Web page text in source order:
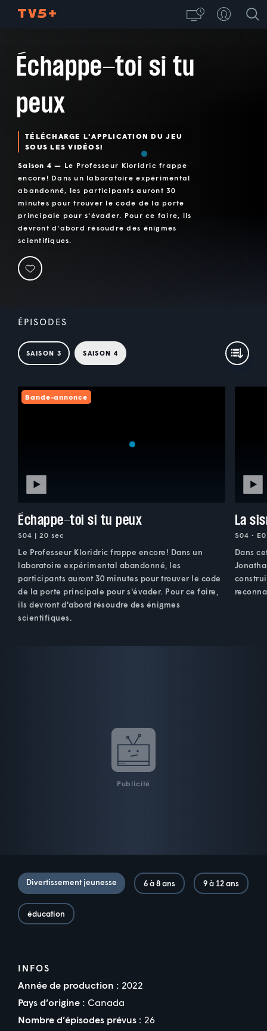
Échappe-toi si tu
peux
TÉLÉCHARGE L'APPLICATION DU JEU
SOUS LES VIDÉOS!
Saison 4 — Le Professeur Kloridric frappe
encore! Dans un laboratoire expérimental
abandonné, les participants auront 30
minutes pour trouver le code de la porte
principale pour s'évader. Pour ce faire, ils
devront d'abord résoudre des énigmes
scientifiques.
ÉPISODES
SAISON 3 SAISON 4
Bande-annonce
Échappe-toi si tu peux
S04 | 20 sec
Le Professeur Kloridric frappe encore! Dans un
laboratoire expérimental abandonné, les
participants auront 30 minutes pour trouver le code
de la porte principale pour s'évader. Pour ce faire,
ils devront d'abord résoudre des énigmes
scientifiques.
La
S04 •
Dans
Publicité
Divertissement jeunesse 6 à 8 ans 9 à 12 ans
éducation
INFOS
Année de production : 2022
Pays d’origine : Canada
Nombre d’épisodes prévus : 26